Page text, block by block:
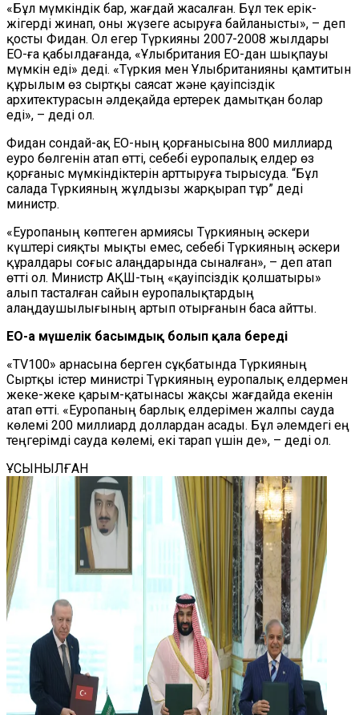
«Бұл мүмкіндік бар, жағдай жасалған. Бұл тек ерік-
жігерді жинап, оны жүзеге асыруға байланысты», – деп
қосты Фидан. Ол егер Түркияны 2007-2008 жылдары
ЕО-ға қабылдағанда, «Ұлыбритания ЕО-дан шықпауы
мүмкін еді» деді. «Түркия мен Ұлыбританияны қамтитын
құрылым өз сыртқы саясат және қауіпсіздік
архитектурасын әлдеқайда ертерек дамытқан болар
еді», – деді ол.
Фидан сондай-ақ ЕО-ның қорғанысына 800 миллиард
еуро бөлгенін атап өтті, себебі еуропалық елдер өз
қорғаныс мүмкіндіктерін арттыруға тырысуда. “Бұл
салада Түркияның жұлдызы жарқырап тұр” деді
министр.
«Еуропаның көптеген армиясы Түркияның әскери
күштері сияқты мықты емес, себебі Түркияның әскери
құралдары соғыс алаңдарында сыналған», – деп атап
өтті ол. Министр АҚШ-тың «қауіпсіздік қолшатыры»
алып тасталған сайын еуропалықтардың
алаңдаушылығының артып отырғанын баса айтты.
ЕО-ға мүшелік басымдық болып қала береді
«TV100» арнасына берген сұқбатында Түркияның
Сыртқы істер министрі Түркияның еуропалық елдермен
жеке-жеке қарым-қатынасы жақсы жағдайда екенін
атап өтті. «Еуропаның барлық елдерімен жалпы сауда
көлемі 200 миллиард доллардан асады. Бұл әлемдегі ең
теңгерімді сауда көлемі, екі тарап үшін де», – деді ол.
ҰСЫНЫЛҒАН